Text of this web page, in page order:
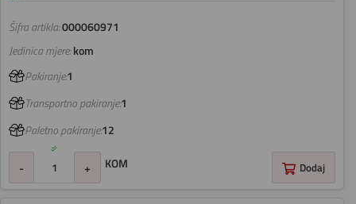
Šifra artikla:000060971
Jedinica mjere:kom
Pakiranje:1
Transportno pakiranje:1
Paletno pakiranje:12
- + KOM Dodaj